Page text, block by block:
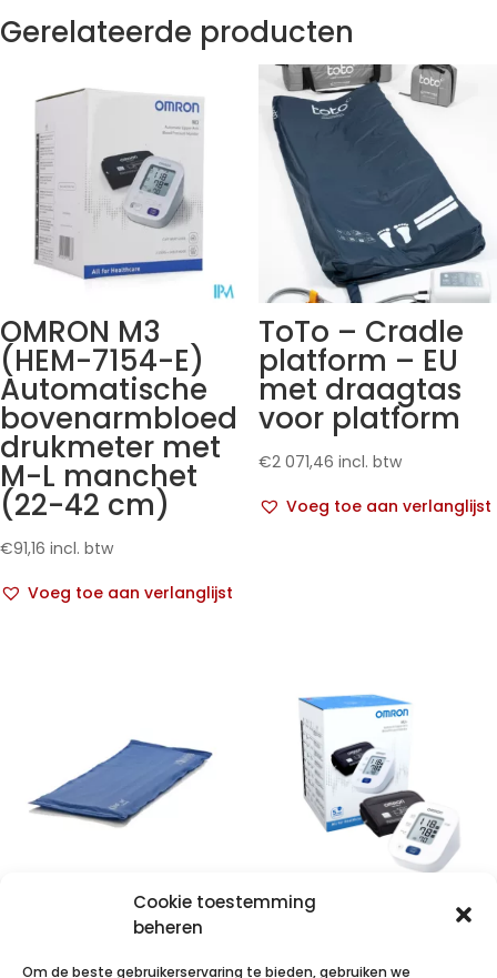
Cookie toestemming
beheren
Om de beste gebruikerservaring te bieden, gebruiken we
Gerelateerde producten
OMRON M3
(HEM-7154-E)
Automatische
bovenarmbloed
drukmeter met
M-L manchet
(22-42 cm)
€91,16 incl. btw
Voeg toe aan verlanglijst
ToTo – Cradle
platform – EU
met draagtas
voor platform
€2 071,46 incl. btw
Voeg toe aan verlanglijst
Inside® – Hoes
voor (HEM-7188-LE)